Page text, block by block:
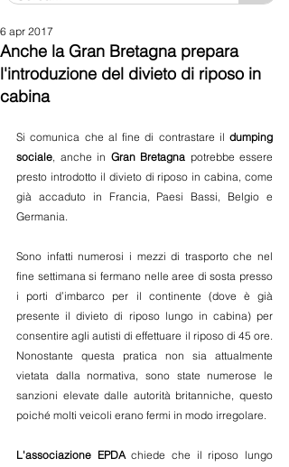
Anche la Gran Bretagna prepara
l'introduzione del divieto di riposo in
cabina
6 apr 2017
Si comunica che al fine di contrastare il dumping
sociale, anche in Gran Bretagna potrebbe essere
presto introdotto il divieto di riposo in cabina, come
già accaduto in Francia, Paesi Bassi, Belgio e
Germania.
Sono infatti numerosi i mezzi di trasporto che nel
fine settimana si fermano nelle aree di sosta presso
i porti d’imbarco per il continente (dove è già
presente il divieto di riposo lungo in cabina) per
consentire agli autisti di effettuare il riposo di 45 ore.
Nonostante questa pratica non sia attualmente
vietata dalla normativa, sono state numerose le
sanzioni elevate dalle autorità britanniche, questo
poiché molti veicoli erano fermi in modo irregolare.
L'associazione EPDA chiede che il riposo lungo